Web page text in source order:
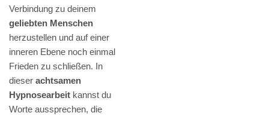
Verbindung zu deinem
geliebten Menschen
herzustellen und auf einer
inneren Ebene noch einmal
Frieden zu schließen. In
dieser achtsamen
Hypnosearbeit kannst du
Worte aussprechen, die